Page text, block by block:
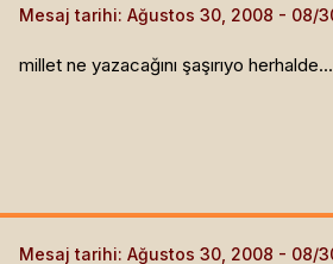
Mesaj tarihi: Ağustos 30, 2008
millet ne yazacağını şaşırıyo herhalde...
Mesaj tarihi: Ağustos 30, 2008